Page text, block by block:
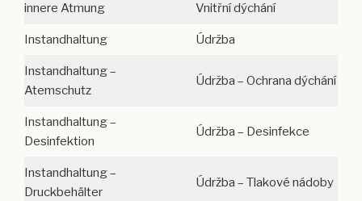
innere Atmung Vnitřní dýchání
Instandhaltung Údržba
Instandhaltung –
Atemschutz
Údržba – Ochrana dýchání
Instandhaltung –
Desinfektion
Údržba – Desinfekce
Instandhaltung –
Druckbehälter
Údržba – Tlakové nádoby